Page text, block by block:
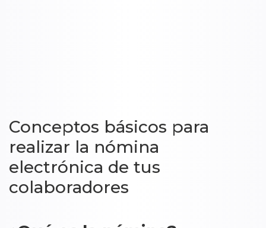
Conceptos básicos para
realizar la nómina
electrónica de tus
colaboradores